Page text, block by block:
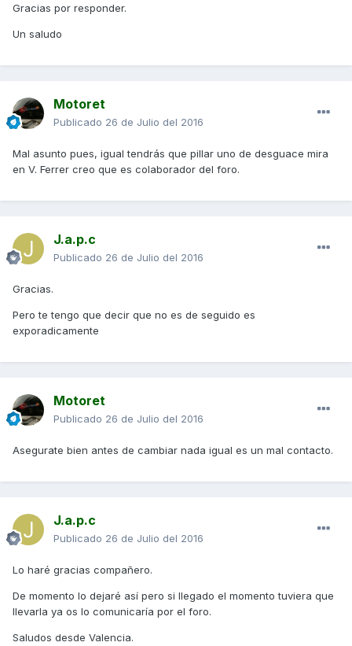
Gracias por responder.
Un saludo
Motoret
Publicado 26 de Julio del 2016
Mal asunto pues, igual tendrás que pillar uno de desguace mira
en V. Ferrer creo que es colaborador del foro.
J.a.p.c
Publicado 26 de Julio del 2016
Gracias.
Pero te tengo que decir que no es de seguido es
exporadicamente
Motoret
Publicado 26 de Julio del 2016
Asegurate bien antes de cambiar nada igual es un mal contacto.
J.a.p.c
Publicado 26 de Julio del 2016
Lo haré gracias compañero.
De momento lo dejaré así pero si llegado el momento tuviera que
llevarla ya os lo comunicaría por el foro.
Saludos desde Valencia.